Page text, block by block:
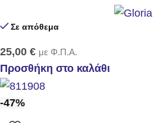
Σε απόθεμα
25,00 € με Φ.Π.Α.
Προσθήκη στο καλάθι
-47%